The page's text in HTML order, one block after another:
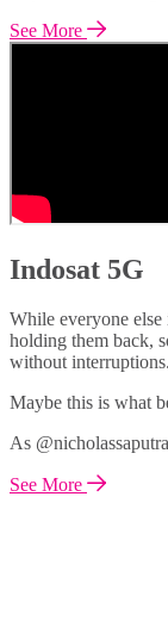
See More
Indosat 5G
While everyone
holding them back,
without interruptions.
Maybe this is what
As
See More